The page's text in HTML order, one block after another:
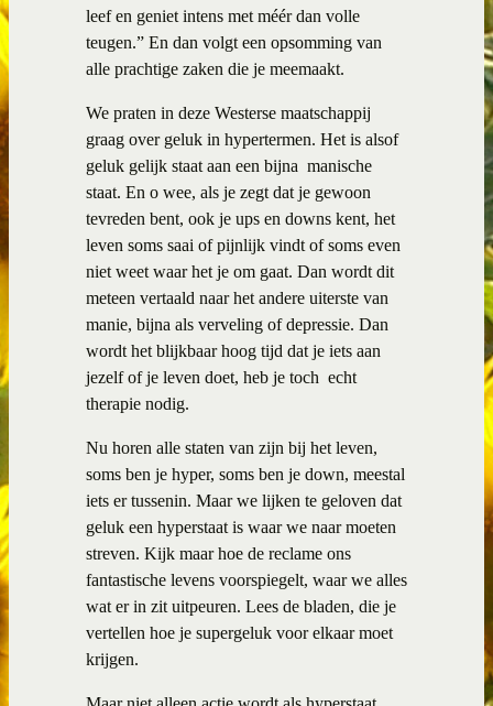
leef en geniet intens met méér dan volle
teugen.” En dan volgt een opsomming van
alle prachtige zaken die je meemaakt.
We praten in deze Westerse maatschappij
graag over geluk in hypertermen. Het is alsof
geluk gelijk staat aan een bijna manische
staat. En o wee, als je zegt dat je gewoon
tevreden bent, ook je ups en downs kent, het
leven soms saai of pijnlijk vindt of soms even
niet weet waar het je om gaat. Dan wordt dit
meteen vertaald naar het andere uiterste van
manie, bijna als verveling of depressie. Dan
wordt het blijkbaar hoog tijd dat je iets aan
jezelf of je leven doet, heb je toch echt
therapie nodig.
Nu horen alle staten van zijn bij het leven,
soms ben je hyper, soms ben je down, meestal
iets er tussenin. Maar we lijken te geloven dat
geluk een hyperstaat is waar we naar moeten
streven. Kijk maar hoe de reclame ons
fantastische levens voorspiegelt, waar we alles
wat er in zit uitpeuren. Lees de bladen, die je
vertellen hoe je supergeluk voor elkaar moet
krijgen.